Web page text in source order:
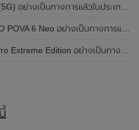
ย่างเป็นทางการแล้วในประเทศอินเดีย
เป็นทางการแล้วในประเทศไทย ในราคา 8,499 บาท
Edition อย่างเป็นทางการแล้วในประเทศจีน